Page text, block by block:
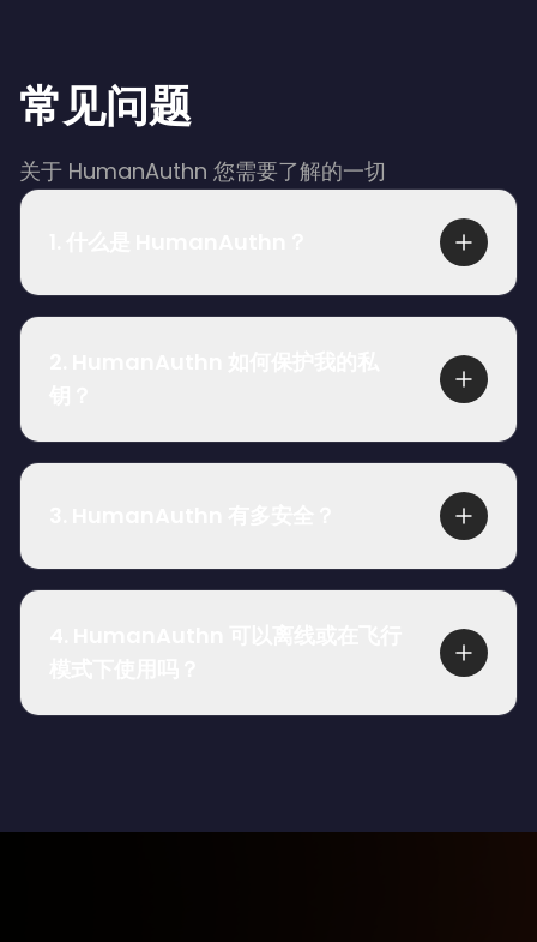
常见问题
关于 HumanAuthn 您需要了解的一切
HumanAuthn 是一种新一代生物识别认证技术，可
部识别和活体检测来快速、准确、高安全性地验证
个人身份。整个过程无需存储敏感的生物识别数
据，为用户提供简单的登录体验，并为组织提供高
级安全层。
除了是一种认证技术，HumanAuthn 还是一种由椭
圆曲线密码学驱动的加密原语，它加密私钥并将其
存储在我们称为 Zelf ID 的二维码中。此 Zelf ID 存
HumanAuthn 以隐私为核心原则设计。该技术不存
面部识别。这大大降低了与集中式生物识别数据库
相关的风险，如数据泄露、重放攻击或大规模身份
泄露。由于不存储生物识别数据，HumanAuthn 还